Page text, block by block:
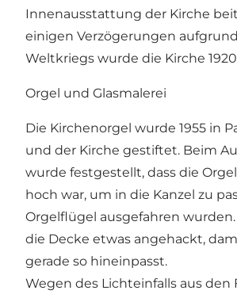
Innenausstattung der Kirche
einigen Verzögerungen
Weltkriegs wurde die Kirche
Orgel und Glasmalerei
Die Kirchenorgel wurde 1955 in
und der Kirche gestiftet. Beim
wurde festgestellt, dass die
hoch war, um in die Kanzel zu
Orgelflügel ausgefahren
die Decke etwas angehackt,
gerade so hineinpasst.
Wegen des Lichteinfalls aus den